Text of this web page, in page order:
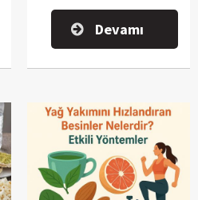
seçeneklerine yönelmesine
neden oluyor.
Devamı